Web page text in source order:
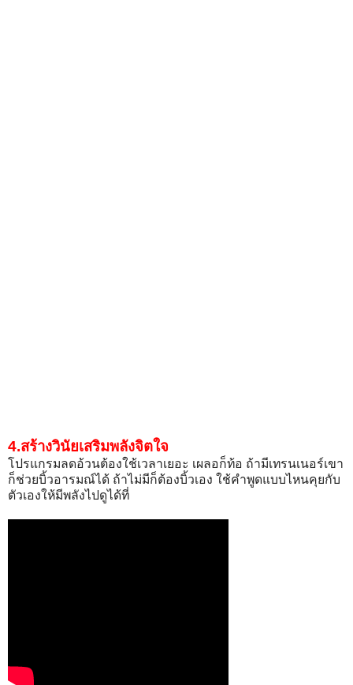
4.สร้างวินัยเสริมพลังจิตใจ
โปรแกรมลดอ้วนต้องใช้เวลาเยอะ เผลอก็ท้อ ถ้ามีเทรนเนอร์เขา
ก็ช่วยบิ้วอารมณ์ได้ ถ้าไม่มีก็ต้องบิ้วเอง ใช้คำพูดแบบไหนคุยกับ
ตัวเองให้มีพลังไปดูได้ที่